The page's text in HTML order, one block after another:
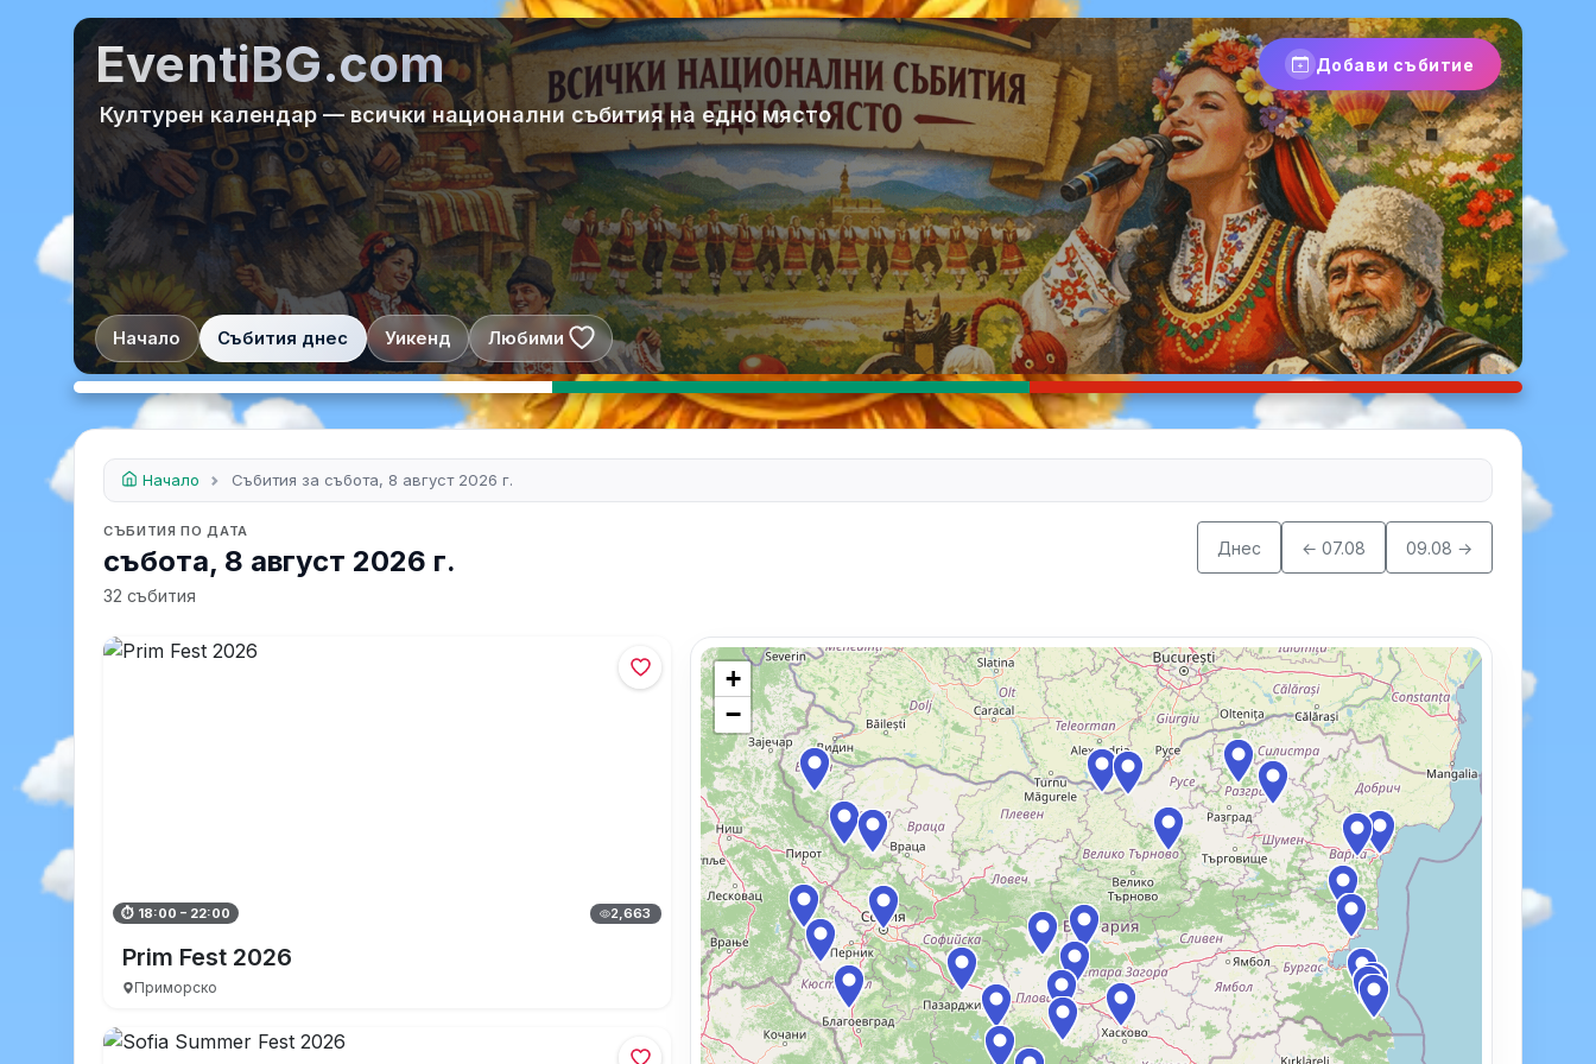
EventiBG.com Добави събитие
Културен календар — всички национални събития на едно място
Начало Събития днес Уикенд Любими
Начало Събития за събота, 8 август 2026 г.
СЪБИТИЯ ПО ДАТА
събота, 8 август 2026 г.
32 събития
Днес ← 07.08 09.08 →
+
−
⏱ 18:00 – 22:00 2,663
Prim Fest 2026
Приморско